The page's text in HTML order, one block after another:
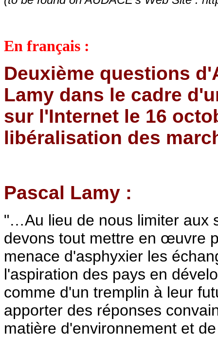
En français :
Deuxième questions
Lamy dans le cadre
sur l'Internet le 16
libéralisation des
Pascal Lamy :
"…Au lieu de nous limiter aux
devons tout mettre en œuvre
menace d'asphyxier les
l'aspiration des pays en
comme d'un tremplin à leur
apporter des réponses
matière d'environnement et